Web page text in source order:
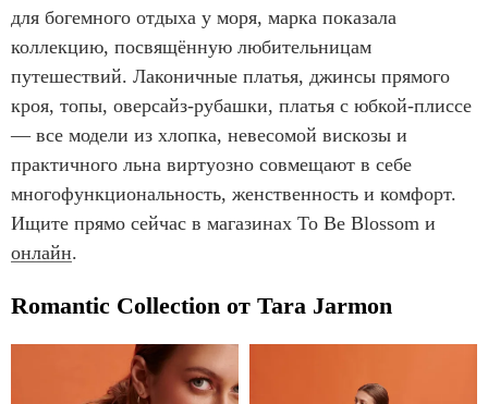
для богемного отдыха у моря, марка показала
коллекцию, посвящённую любительницам
путешествий. Лаконичные платья, джинсы прямого
кроя, топы, оверсайз-рубашки, платья с юбкой-плиссе
— все модели из хлопка, невесомой вискозы и
практичного льна виртуозно совмещают в себе
многофункциональность, женственность и комфорт.
Ищите прямо сейчас в магазинах To Be Blossom и
онлайн.
Romantic Collection от Tara Jarmon